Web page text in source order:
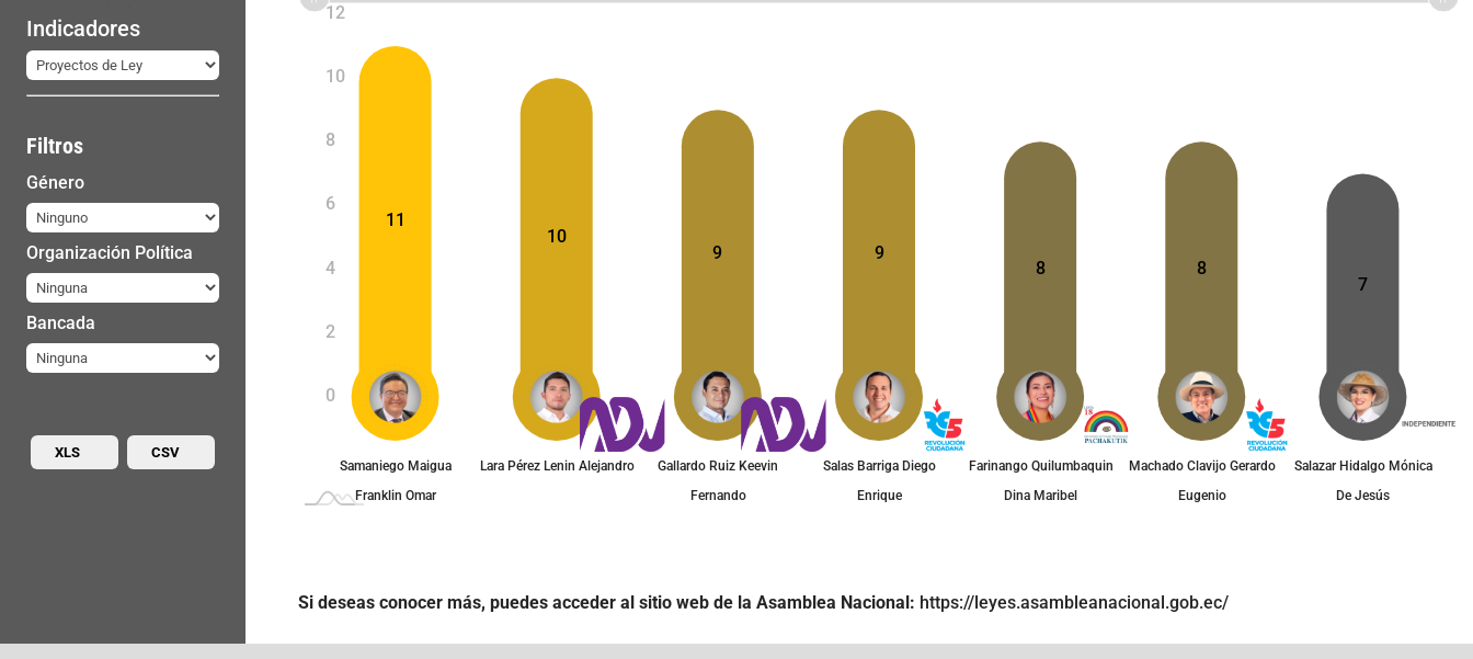
Indicadores
Filtros
Género
Organización Política
Bancada
XLS CSV
11
10
9 9
8 8
7
10
-2
-1
0
1
2
3
4
5
6
7
8
9
10
14
12
-4
Salazar Hidalgo Mónica
De Jesús
Samaniego Maigua
Franklin Omar
Lara Pérez Lenin Alejandro
Gallardo Ruiz Keevin
Fernando
Salas Barriga Diego
Enrique
Farinango Quilumbaquin
Dina Maribel
Machado Clavijo Gerardo
Eugenio
Salazar Hidalgo Mónica
De Jesús
Si deseas conocer más, puedes acceder al sitio web de la Asamblea Nacional: https://leyes.asambleanacional.gob.ec/